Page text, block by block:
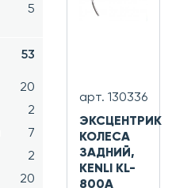
5
53
20
2
7
2
20
арт. 130336
ЭКСЦЕНТРИК
КОЛЕСА
ЗАДНИЙ,
KENLI KL-
800A